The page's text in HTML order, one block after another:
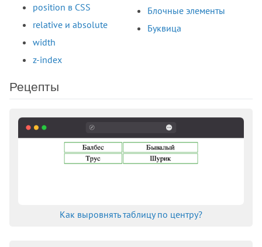
position в CSS
relative и absolute
width
z-index
Блочные элементы
Буквица
Рецепты
Как выровнять таблицу по центру?